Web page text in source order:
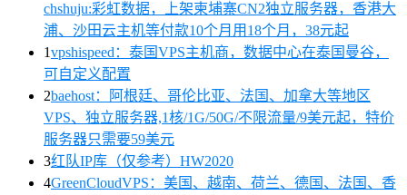
chshuju:彩虹数据，上架柬埔寨CN2独立服务器，香港大
浦、沙田云主机等付款10个月用18个月，38元起
1vpshispeed：泰国VPS主机商，数据中心在泰国曼谷，
可自定义配置
2baehost：阿根廷、哥伦比亚、法国、加拿大等地区
VPS、独立服务器,1核/1G/50G/不限流量/9美元起，特价
服务器只需要59美元
3红队IP库（仅参考）HW2020
4GreenCloudVPS：美国、越南、荷兰、德国、法国、香